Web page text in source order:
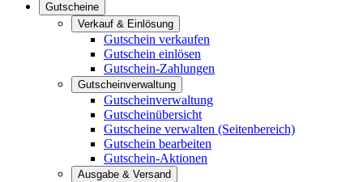
Gutscheine
Verkauf & Einlösung
Gutschein verkaufen
Gutschein einlösen
Gutschein-Zahlungen
Gutscheinverwaltung
Gutscheinverwaltung
Gutscheinübersicht
Gutscheine verwalten (Seitenbereich)
Gutschein bearbeiten
Gutschein-Aktionen
Ausgabe & Versand